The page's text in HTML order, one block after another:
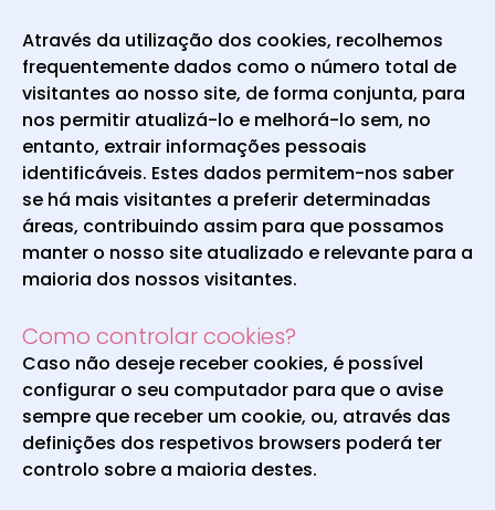
Através da utilização dos cookies, recolhemos
frequentemente dados como o número total de
visitantes ao nosso site, de forma conjunta, para
nos permitir atualizá-lo e melhorá-lo sem, no
entanto, extrair informações pessoais
identificáveis. Estes dados permitem-nos saber
se há mais visitantes a preferir determinadas
áreas, contribuindo assim para que possamos
manter o nosso site atualizado e relevante para a
maioria dos nossos visitantes.
Como controlar cookies?
Caso não deseje receber cookies, é possível
configurar o seu computador para que o avise
sempre que receber um cookie, ou, através das
definições dos respetivos browsers poderá ter
controlo sobre a maioria destes.